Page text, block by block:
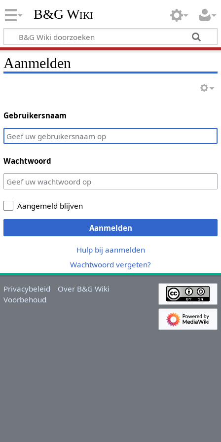
B&G Wiki
Aanmelden
Gebruikersnaam
Wachtwoord
Aangemeld blijven
Aanmelden
Hulp bij aanmelden
Wachtwoord vergeten?
Privacybeleid
Over B&G Wiki
Voorbehoud